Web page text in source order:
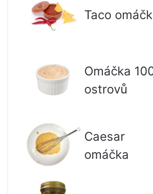
Taco
Omáčka
ostrovů
Caesar
omáčka